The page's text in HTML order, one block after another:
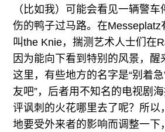
联系我们
关注我们
（比如我）可能会看见一辆警
伤的鸭子过马路。在Messeplatz
叫the Knie，揣测艺术人士们在
因为能向下看到特别的风景，醒
这里，有些地方的名字是“别着急
友吧”，后者用不知名的电视剧
评讽刺的火花哪里去了呢？所以
地要受外来者的影响而调整一下